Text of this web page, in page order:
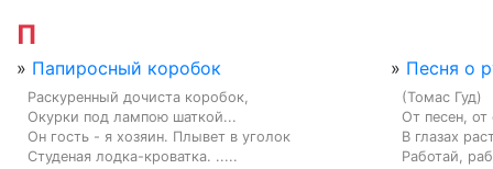
П
» Папиросный коробок
Раскуренный дочиста коробок,
Окурки под лампою шаткой...
Он гость - я хозяин. Плывет в уголок
Студеная лодка-кроватка. .....
» Песня о
(Томас Гуд)
От песен, от
В глазах
Работай,